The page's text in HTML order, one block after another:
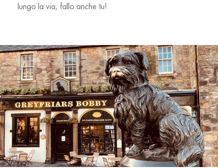
lungo la via, fallo anche tu!